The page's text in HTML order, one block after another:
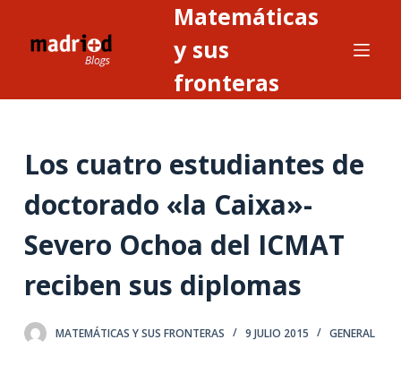
n
n
Matemáticas
y sus
fronteras
Los cuatro estudiantes de
doctorado «la Caixa»-
Severo Ochoa del ICMAT
reciben sus diplomas
MATEMÁTICAS Y SUS FRONTERAS 9 JULIO 2015 GENERAL